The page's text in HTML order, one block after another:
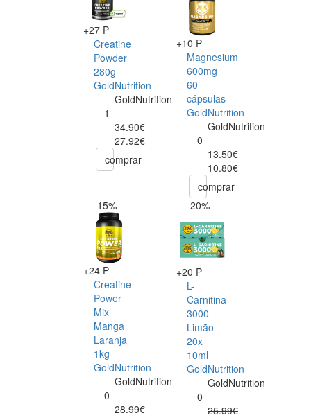
+27 P
Creatine
Powder
280g
GoldNutrition
GoldNutrition
1
34.90€
27.92€
comprar
+10 P
Magnesium
600mg
60
cápsulas
GoldNutrition
GoldNutrition
0
13.50€
10.80€
comprar
-15%
+24 P
Creatine
Power
Mix
Manga
Laranja
1kg
GoldNutrition
GoldNutrition
0
28.99€
-20%
+20 P
L-
Carnitina
3000
Limão
20x
10ml
GoldNutrition
GoldNutrition
0
25.99€